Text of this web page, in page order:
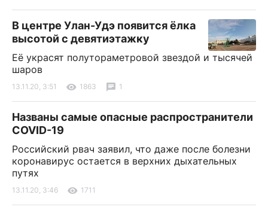
В центре Улан-Удэ появится ёлка
высотой с девятиэтажку
Её украсят полутораметровой звездой и тысячей
шаров
13.11.20, 3:51 1863 1
Названы самые опасные распространители
COVID-19
Российский рвач заявил, что даже после болезни
коронавирус остается в верхних дыхательных
путях
13.11.20, 3:46 1711